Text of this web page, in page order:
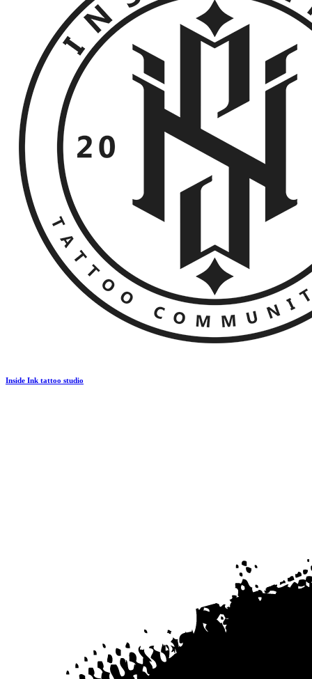
Inside Ink tattoo studio